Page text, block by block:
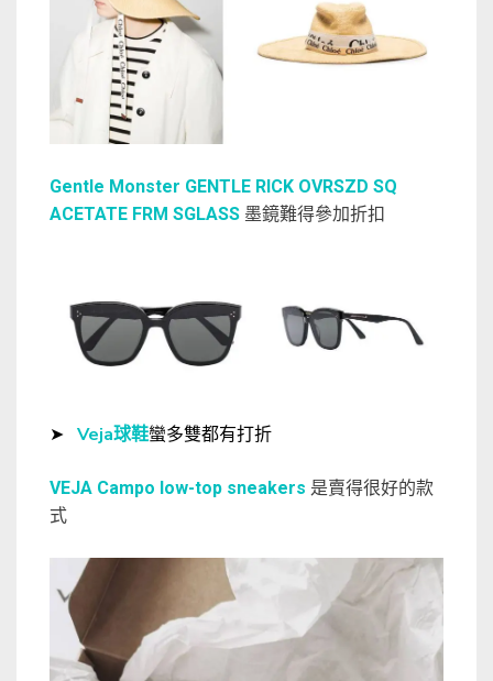
Gentle Monster GENTLE RICK OVRSZD SQ
ACETATE FRM SGLASS 墨鏡難得參加折扣
➤ Veja球鞋蠻多雙都有打折
VEJA Campo low-top sneakers 是賣得很好的款
式